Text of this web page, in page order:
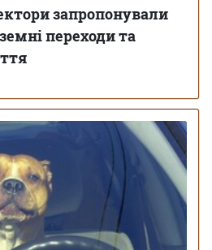
запропонували
переходи та